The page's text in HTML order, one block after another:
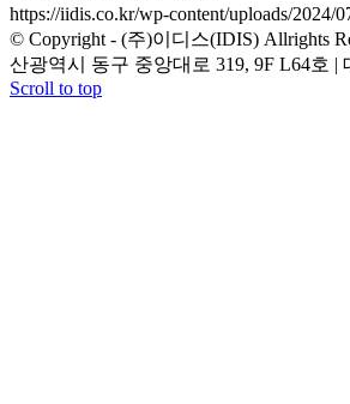
https://iidis.co.kr/wp-content/uploads/2024/
© Copyright - (주)이디스(IDIS) Allrights
산광역시 동구 중앙대로 319, 9F L64호 |
Scroll to top